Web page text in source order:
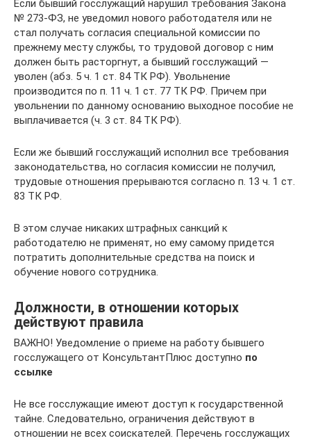
Если бывший госслужащий нарушил требования Закона
№ 273-ФЗ, не уведомил нового работодателя или не
стал получать согласия специальной комиссии по
прежнему месту службы, то трудовой договор с ним
должен быть расторгнут, а бывший госслужащий —
уволен (абз. 5 ч. 1 ст. 84 ТК РФ). Увольнение
производится по п. 11 ч. 1 ст. 77 ТК РФ. Причем при
увольнении по данному основанию выходное пособие не
выплачивается (ч. 3 ст. 84 ТК РФ).
Если же бывший госслужащий исполнил все требования
законодательства, но согласия комиссии не получил,
трудовые отношения прерываются согласно п. 13 ч. 1 ст.
83 ТК РФ.
В этом случае никаких штрафных санкций к
работодателю не применят, но ему самому придется
потратить дополнительные средства на поиск и
обучение нового сотрудника.
Должности, в отношении которых
действуют правила
ВАЖНО! Уведомление о приеме на работу бывшего
госслужащего от КонсультантПлюс доступно по
ссылке
Не все госслужащие имеют доступ к государственной
тайне. Следовательно, ограничения действуют в
отношении не всех соискателей. Перечень госслужащих